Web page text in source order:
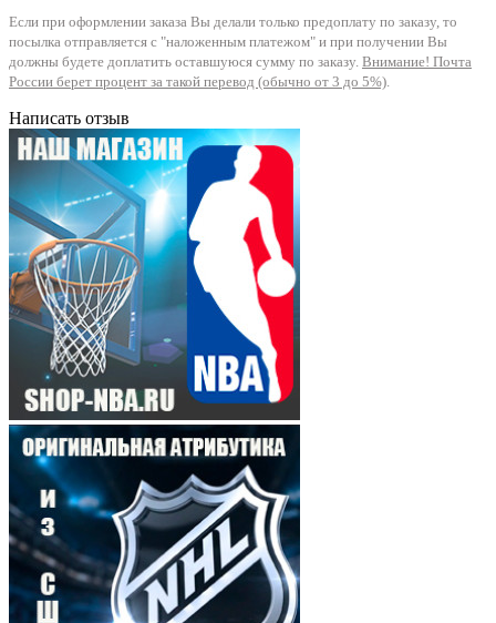
Если при оформлении заказа Вы делали только предоплату по заказу, то
посылка отправляется с "наложенным платежом" и при получении Вы
должны будете доплатить оставшуюся сумму по заказу. Внимание! Почта
России берет процент за такой перевод (обычно от 3 до 5%).
Написать отзыв